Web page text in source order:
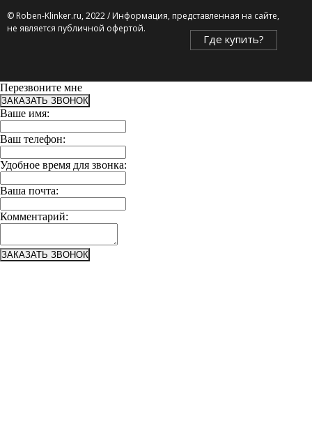
© Roben-Klinker.ru, 2022 / Информация, представленная на сайте,
не является публичной офертой.
Где купить?
Перезвоните мне
ЗАКАЗАТЬ ЗВОНОК
Ваше имя:
Ваш телефон:
Удобное время для звонка:
Ваша почта:
Комментарий:
ЗАКАЗАТЬ ЗВОНОК